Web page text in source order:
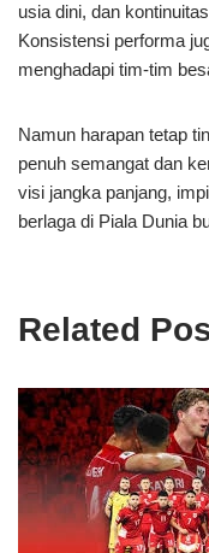
usia dini, dan
Konsistensi performa
menghadapi tim-tim
Namun harapan tetap
penuh semangat dan
visi jangka panjang,
berlaga di Piala Dunia
Related